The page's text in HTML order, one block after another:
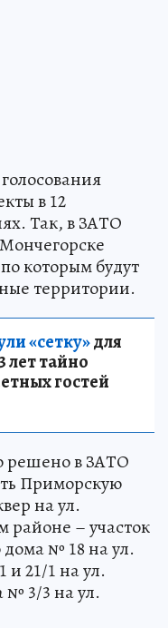
в 12
Так, в ЗАТО
которым будут
территории.
«сетку»для
лет тайно
гостей
решено в ЗАТО
Приморскую
на ул.
районе – участок
№ 18 на ул.
и 21/1 на ул.
3/3 на ул.